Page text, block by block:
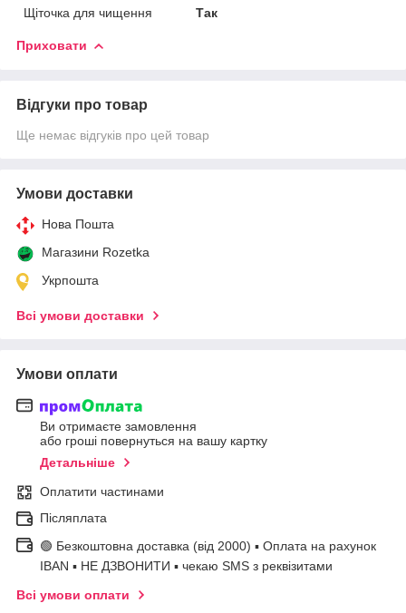
Щіточка для чищення Так
Приховати
Відгуки про товар
Ще немає відгуків про цей товар
Умови доставки
Нова Пошта
Магазини Rozetka
Укрпошта
Всі умови доставки
Умови оплати
Ви отримаєте замовлення
або гроші повернуться на вашу картку
Детальніше
Оплатити частинами
Післяплата
🟢 Безкоштовна доставка (від 2000) ▪ Оплата на рахунок
IBAN ▪ НЕ ДЗВОНИТИ ▪ чекаю SMS з реквізитами
Всі умови оплати